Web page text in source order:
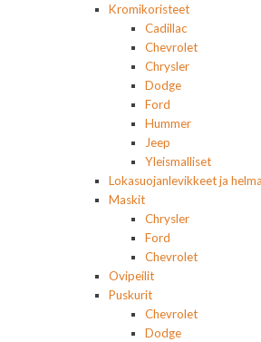
Kromikoristeet
Cadillac
Chevrolet
Chrysler
Dodge
Ford
Hummer
Jeep
Yleismalliset
Lokasuojanlevikkeet ja
Maskit
Chrysler
Ford
Chevrolet
Ovipeilit
Puskurit
Chevrolet
Dodge